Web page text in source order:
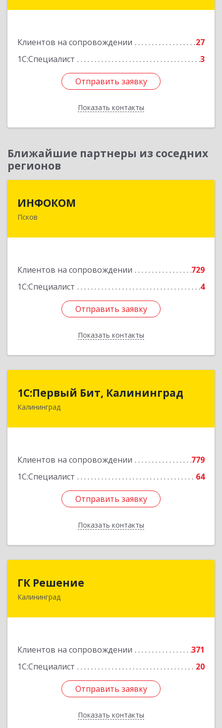
Клиентов на сопровождении
27
1С:Специалист
3
Отправить заявку
Показать контакты
Отправить заявку
Назад
Ближайшие партнеры из соседних
регионов
ИНФОКОМ
Псков
Клиентов на сопровождении
729
1С:Специалист
4
Отправить заявку
Показать контакты
180000, Псковская обл, Псков г, Советская ул,
Отправить заявку
Назад
1С:Первый Бит, Калининград
Калининград
Клиентов на сопровождении
779
1С:Специалист
64
Отправить заявку
Показать контакты
1С:Первый Бит, Калининград
236006, Калининградская обл, Калининград г,
Отправить заявку
Назад
ГК Решение
Калининград
Клиентов на сопровождении
371
1С:Специалист
20
Отправить заявку
Показать контакты
236038, Калининградская обл, Калининград г,
Отправить заявку
Назад